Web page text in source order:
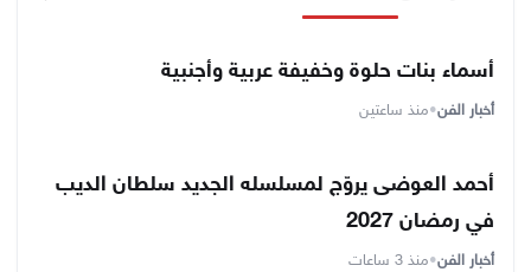
أسماء بنات حلوة وخفيفة عربية وأجنبية
أخبار الفن•منذ ساعتين
أحمد العوضى يروّج لمسلسله الجديد سلطان الديب
في رمضان 2027
أخبار الفن•منذ 3 ساعات